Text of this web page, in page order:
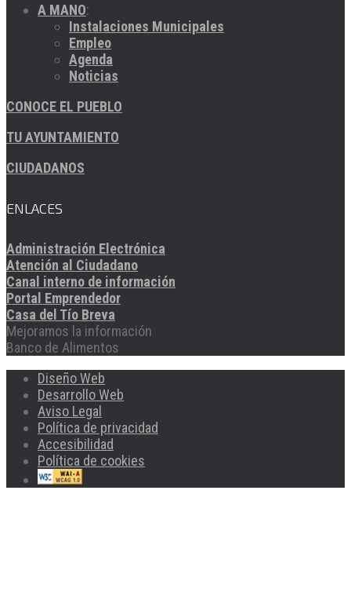
A MANO:
Instalaciones Municipales
Empleo
Agenda
Noticias
CONOCE EL PUEBLO
TU AYUNTAMIENTO
CIUDADANOS
ENLACES
Administración Electrónica
Atención al Ciudadano
Canal interno de información
Portal Emprendedor
Casa del Tío Breva
Mejoramos la información
Banco de Alimentos
Diseño Web
Desarrollo Web
Aviso Legal
Política de privacidad
Accesibilidad
Política de cookies